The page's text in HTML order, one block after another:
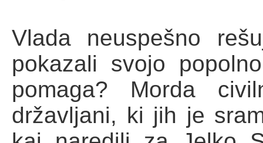
Vlada neuspešno
pokazali svojo
pomaga? Morda
državljani, ki jih je